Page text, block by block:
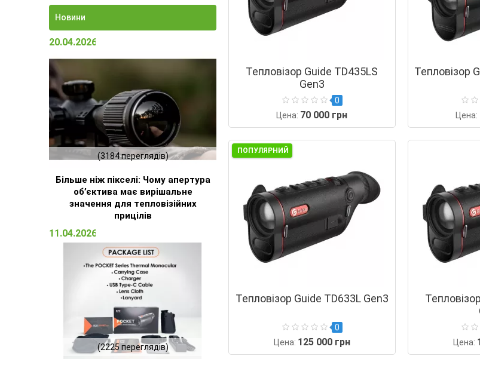
Новини
20.04.2026 15:23
(3184 переглядів)
Більше ніж пікселі: Чому апертура
об’єктива має вирішальне
значення для тепловізійних
прицілів
11.04.2026 16:51
(2225 переглядів)
Тепловізор Guide TD435LS
Gen3
0
Цена: 70 000 грн
Тепловізор
Цена:
ПОПУЛЯРНИЙ
Тепловізор Guide TD633L Gen3
0
Цена: 125 000 грн
Цена: